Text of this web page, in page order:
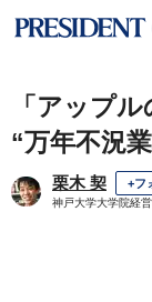
「アップ
“万年不況
栗木 契 +フ
神戸大学大学院経